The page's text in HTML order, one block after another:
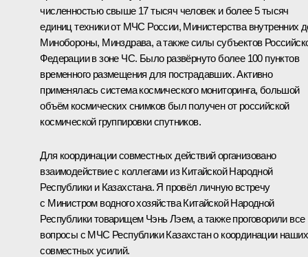
численностью свыше 17 тысяч человек и более 5 тысяч
единиц техники от МЧС России, Министерства внутренних
Минобороны, Минздрава, а также силы субъектов
Федерации в зоне ЧС. Было развёрнуто более 100 пунктов
временного размещения для пострадавших. Активно
применялась система космического мониторинга, большой
объём космических снимков был получен от российской
космической группировки спутников.
Для координации совместных действий организовано
взаимодействие с коллегами из Китайской Народной
Республики и Казахстана. Я провёл личную встречу
с Министром водного хозяйства Китайской Народной
Республики товарищем Чэнь Лэем, а также проговорили все
вопросы с МЧС Республики Казахстан о координации наших
совместных усилий.